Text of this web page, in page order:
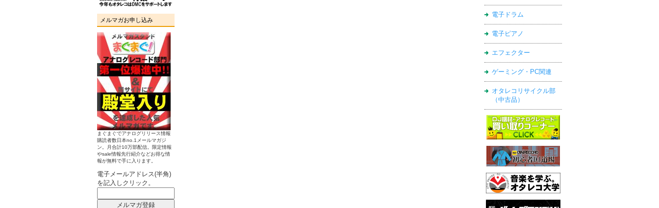
メルマガお申し込み
まぐまぐでアナログリリース情報
購読者数日本no.1メールマガジ
ン。月合計10万部配信。限定情報
やsale情報先行紹介などお得な情
報が無料で手に入ります。
電子メールアドレス(半角)
を記入しクリック。
電子ドラム
電子ピアノ
エフェクター
ゲーミング・PC関連
オタレコリサイクル部
（中古品）